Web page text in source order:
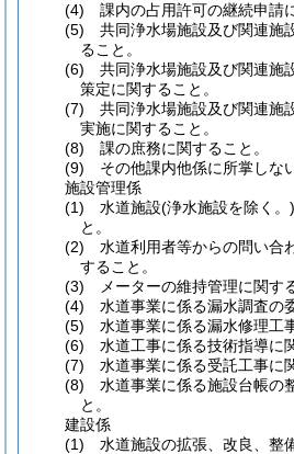
(4) 課内の占用許可の継続申請
(5) 共同浄水場施設及び関連施
ること。
(6) 共同浄水場施設及び関連施
策定に関すること。
(7) 共同浄水場施設及び関連施
実施に関すること。
(8) 課の庶務に関すること。
(9) その他課内他係に所掌しな
施設管理係
(1) 水道施設(浄水施設を除く。)
と。
(2) 水道利用者等からの問い合
すること。
(3) メーターの維持管理に関す
(4) 水道事業に係る漏水調査の
(5) 水道事業に係る漏水修理工
(6) 水道工事に係る技術指導に
(7) 水道事業に係る受託工事に
(8) 水道事業に係る施設台帳の
と。
建設係
(1) 水道施設の拡張、改良、整